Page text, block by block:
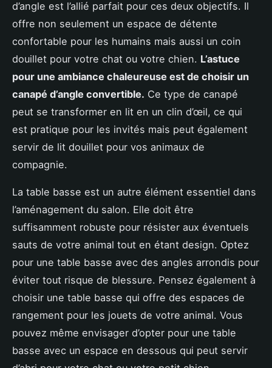
d’angle est l’allié parfait pour ces deux objectifs. Il
offre non seulement un espace de détente
confortable pour les humains mais aussi un coin
douillet pour votre chat ou votre chien. L’astuce
pour une ambiance chaleureuse est de choisir un
canapé d’angle convertible. Ce type de canapé
peut se transformer en lit en un clin d’œil, ce qui
est pratique pour les invités mais peut également
servir de lit douillet pour vos animaux de
compagnie.
La table basse est un autre élément essentiel dans
l’aménagement du salon. Elle doit être
suffisamment robuste pour résister aux éventuels
sauts de votre animal tout en étant design. Optez
pour une table basse avec des angles arrondis pour
éviter tout risque de blessure. Pensez également à
choisir une table basse qui offre des espaces de
rangement pour les jouets de votre animal. Vous
pouvez même envisager d’opter pour une table
basse avec un espace en dessous qui peut servir